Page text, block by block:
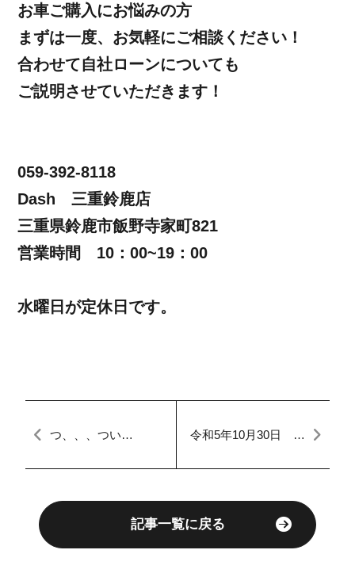
お車ご購入にお悩みの方
まずは一度、お気軽にご相談ください！
合わせて自社ローンについても
ご説明させていただきます！
059-392-8118
Dash 三重鈴鹿店
三重県鈴鹿市飯野寺家町821
営業時間 10：00~19：00
水曜日が定休日です。
つ、、、つい
令和5年10月30日 本
記事一覧に戻る